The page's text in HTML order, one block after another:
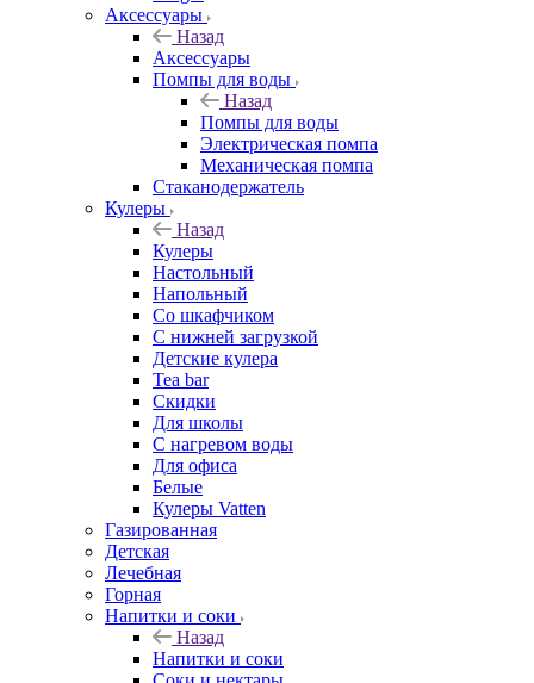
Аксессуары
Назад
Аксессуары
Помпы для воды
Назад
Помпы для воды
Электрическая помпа
Механическая помпа
Стаканодержатель
Кулеры
Назад
Кулеры
Настольный
Напольный
Со шкафчиком
С нижней загрузкой
Детские кулера
Tea bar
Скидки
Для школы
С нагревом воды
Для офиса
Белые
Кулеры Vatten
Газированная
Детская
Лечебная
Горная
Напитки и соки
Назад
Напитки и соки